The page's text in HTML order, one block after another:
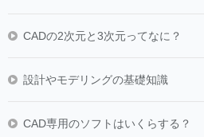
CADの2次元と3次元ってなに？
設計やモデリングの基礎知識
CAD専用のソフトはいくらする？